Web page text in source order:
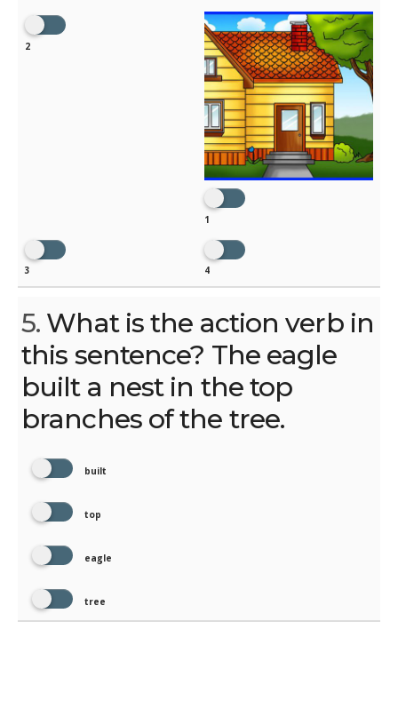
2
1
3 4
5. What is the action verb in
this sentence? The eagle
built a nest in the top
branches of the tree.
built
top
eagle
tree